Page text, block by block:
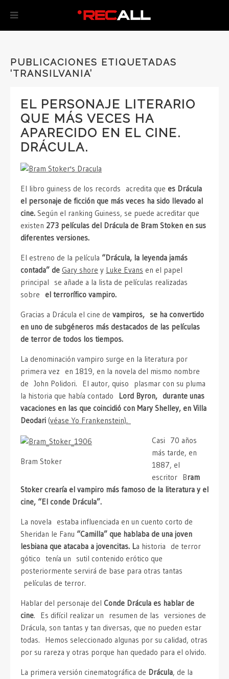
PUBLICACIONES ETIQUETADAS
‘TRANSILVANIA’
EL PERSONAJE LITERARIO
QUE MÁS VECES HA
APARECIDO EN EL CINE.
DRÁCULA.
El libro guiness de los records acredita que es Drácula
el personaje de ficción que más veces ha sido llevado al
cine. Según el ranking Guiness, se puede acreditar que
existen 273 películas del Drácula de Bram Stoken en sus
diferentes versiones.
El estreno de la película “Drácula, la leyenda jamás
contada” de Gary shore y Luke Evans en el papel
principal se añade a la lista de películas realizadas
sobre
el terrorífico vampiro.
Gracias a Drácula el cine de vampiros, se ha convertido
en uno de subgéneros más destacados de las películas
de terror de todos los tiempos.
La denominación vampiro surge en la literatura por
primera vez en 1819, en la novela del mismo nombre
de John Polidori. El autor, quiso plasmar con su pluma
la historia que había contado
Lord Byron, durante unas
vacaciones en las que coincidió con Mary Shelley, en Villa
Deodari (véase Yo Frankenstein).
Bram Stoker
Casi 70 años
más tarde, en
1887, el
escritor Bram
Stoker crearía el vampiro más famoso de la literatura y el
cine, “El conde Drácula”.
La novela estaba influenciada en un cuento corto de
Sheridan le Fanu “Camilla” que hablaba de una joven
lesbiana que atacaba a jovencitas. La historia de terror
gótico tenía un sutil contenido erótico que
posteriormente servirá de base para otras tantas
películas de terror.
Hablar del personaje del Conde Drácula es hablar de
cine. Es difícil realizar un resumen de las versiones de
Drácula, son tantas y tan diversas, que no pueden estar
todas. Hemos seleccionado algunas por su calidad, otras
por su rareza y otras porque han quedado para el olvido.
La primera versión cinematográfica de Drácula, de la